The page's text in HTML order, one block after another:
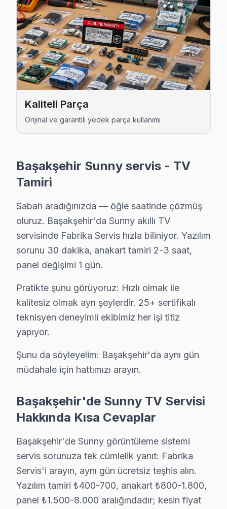
Sunny Uzman Teknisyen Ekibi — Başakşehir
Cenk D. — Sunny Servis Uzmanı
· Orijinal ve OEM yedek parça tedarikçisi
· 2010'dan günümüze tüm Sunny modelleri
Başakşehir Servis İstatistikleri
· Başakşehir'de570+Sunny TV tamiri
· Müşteri memnuniyeti%98
· Tüm işlemler2 yıl garantili
Bu sayfayla ilgili hizmet sayfaları:
↑ Başakşehir TV Servis Merkezi
Başakşehir Yakın İlçelerde Sunny Servisi
· Arnavutköy Sunny
· Avcılar Sunny
· Bağcılar Sunny
· Bahçelievler Sunny
· Bakırköy Sunny
· Bayrampaşa Sunny
· Beşiktaş Sunny
· Beylikdüzü Sunny
Kaliteli Parça
Orijinal ve garantili yedek parça kullanımı
Başakşehir Sunny servis - TV
Tamiri
Sabah aradığınızda — öğle saatinde çözmüş
oluruz. Başakşehir'da Sunny akıllı TV
servisinde Fabrika Servis hızla biliniyor. Yazılım
sorunu 30 dakika, anakart tamiri 2-3 saat,
panel değişimi 1 gün.
Pratikte şunu görüyoruz: Hızlı olmak ile
kalitesiz olmak ayrı şeylerdir. 25+ sertifikalı
teknisyen deneyimli ekibimiz her işi titiz
yapıyor.
Şunu da söyleyelim: Başakşehir'da aynı gün
müdahale için hattımızı arayın.
Başakşehir'de Sunny TV Servisi
Hakkında Kısa Cevaplar
Başakşehir'de Sunny görüntüleme sistemi
servis sorunuza tek cümlelik yanıt: Fabrika
Servis'i arayın, aynı gün ücretsiz teşhis alın.
Yazılım tamiri ₺400-700, anakart ₺800-1.800,
panel ₺1.500-8.000 aralığındadır; kesin fiyat